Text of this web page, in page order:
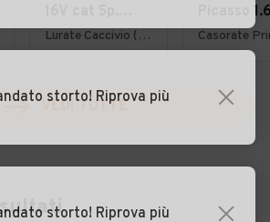
Ambiente
Lurate Caccivio (CO)
Picasso
7posti
VEDI TUTTE
storto! Riprova più
storto! Riprova più